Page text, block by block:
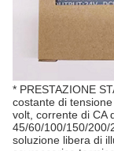
* PRESTAZIONE
costante di
volt, corrente di CA
45/60/100/150/200/
soluzione libera di